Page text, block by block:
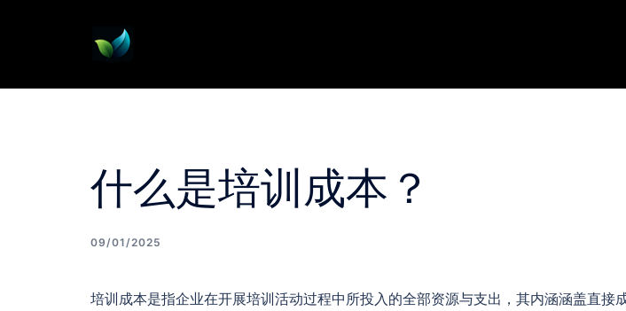
什么是培训成本？
09/01/2025
培训成本是指企业在开展培训活动过程中所投入的全部资源与支出，其内涵涵盖直